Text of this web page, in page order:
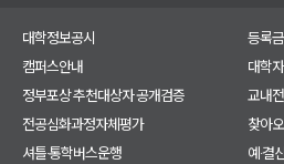
대학정보공시
등록
캠퍼스안내
대학
정부포상 추천대상자 공개검증
교내
전공심화과정자체평가
찾아
셔틀·통학버스운행
예·결